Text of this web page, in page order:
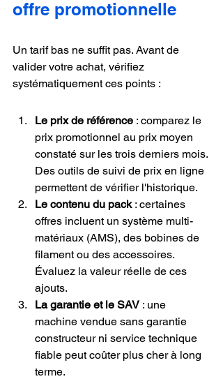
offre promotionnelle
Un tarif bas ne suffit pas. Avant de
valider votre achat, vérifiez
systématiquement ces points :
Le prix de référence : comparez le
prix promotionnel au prix moyen
constaté sur les trois derniers mois.
Des outils de suivi de prix en ligne
permettent de vérifier l'historique.
Le contenu du pack : certaines
offres incluent un système multi-
matériaux (AMS), des bobines de
filament ou des accessoires.
Évaluez la valeur réelle de ces
ajouts.
La garantie et le SAV : une
machine vendue sans garantie
constructeur ni service technique
fiable peut coûter plus cher à long
terme.